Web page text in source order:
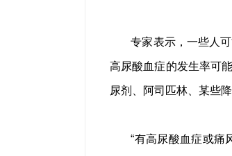
专家表示，一些人
高尿酸血症的发生率可
尿剂、阿司匹林、某些
“有高尿酸血症或痛